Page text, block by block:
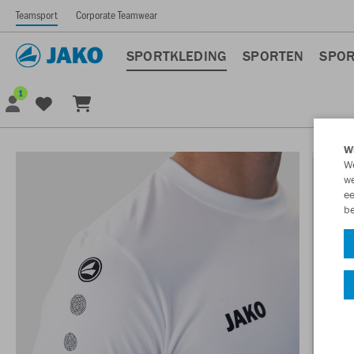
Teamsport Corporate Teamwear
SPORTKLEDING SPORTEN
1